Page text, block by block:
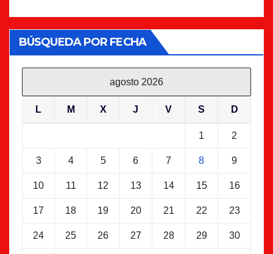
BÚSQUEDA POR FECHA
agosto 2026
L M X J V S D
1 2
3 4 5 6 7 8 9
10 11 12 13 14 15 16
17 18 19 20 21 22 23
24 25 26 27 28 29 30